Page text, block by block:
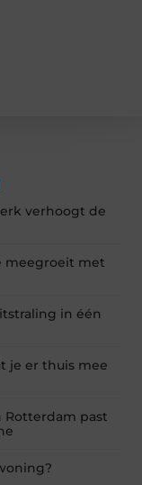
verhoogt de
meegroeit met
in één
je er thuis mee
Rotterdam past